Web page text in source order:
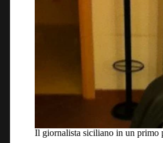
Il giornalista siciliano in un primo